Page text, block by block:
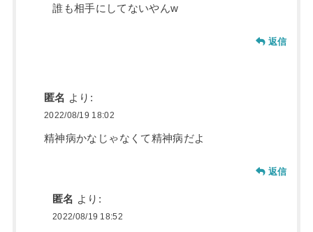
誰も相手にしてないやんw
返信
匿名 より:
2022/08/19 18:02
精神病かなじゃなくて精神病だよ
返信
匿名 より:
2022/08/19 18:52